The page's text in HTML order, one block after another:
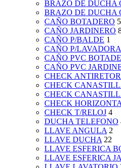
BRAZO DE DUCHA
BRAZO DE DUCHA
CAÑO BOTADERO 5
CAÑO JARDINERO
CAÑO P/BALDE 1
CAÑO P/LAVADORA
CAÑO PVC
CAÑO PVC
CHECK
CHECK
CHECK
CHECK
CHECK T/RELOJ 4
DUCHA TELEFONO
LLAVE ANGULA 2
LLAVE DUCHA 22
LLAVE ESFERICA
LLAVE ESFERICA